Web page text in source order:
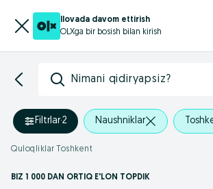
Ilovada davom ettirish
OLXga bir bosish bilan kirish
Nimani qidiryapsiz?
Filtrlar·2 Naushniklar
Quloqliklar Toshkent
BIZ 1 000 DAN ORTIQ E'LON TOPDIK